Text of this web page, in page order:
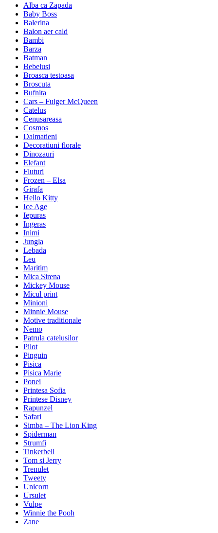
Alba ca Zapada
Baby Boss
Balerina
Balon aer cald
Bambi
Barza
Batman
Bebelusi
Broasca testoasa
Broscuta
Bufnita
Cars – Fulger McQueen
Catelus
Cenusareasa
Cosmos
Dalmatieni
Decoratiuni florale
Dinozauri
Elefant
Fluturi
Frozen – Elsa
Girafa
Hello Kitty
Ice Age
Iepuras
Ingeras
Inimi
Jungla
Lebada
Leu
Maritim
Mica Sirena
Mickey Mouse
Micul print
Minioni
Minnie Mouse
Motive traditionale
Nemo
Patrula catelusilor
Pilot
Pinguin
Pisica
Pisica Marie
Ponei
Printesa Sofia
Printese Disney
Rapunzel
Safari
Simba – The Lion King
Spiderman
Strumfi
Tinkerbell
Tom si Jerry
Trenulet
Tweety
Unicorn
Ursulet
Vulpe
Winnie the Pooh
Zane